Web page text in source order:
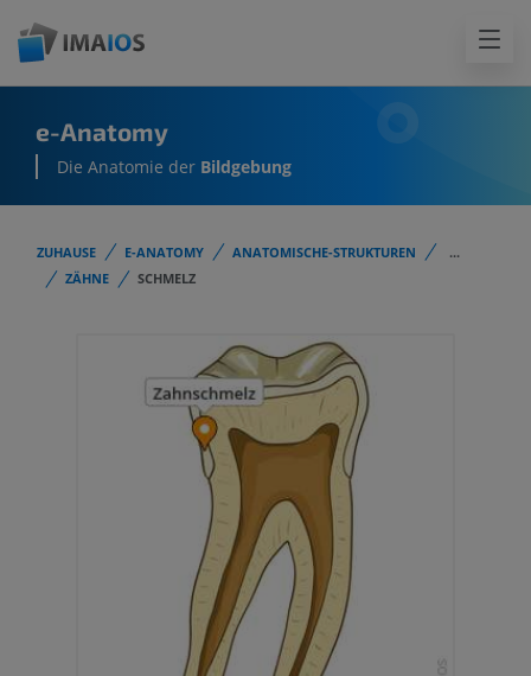
e-Anatomy
Die Anatomie der Bildgebung
ZUHAUSE E-ANATOMY ANATOMISCHE-STRUKTUREN
...
ZÄHNE
SCHMELZ